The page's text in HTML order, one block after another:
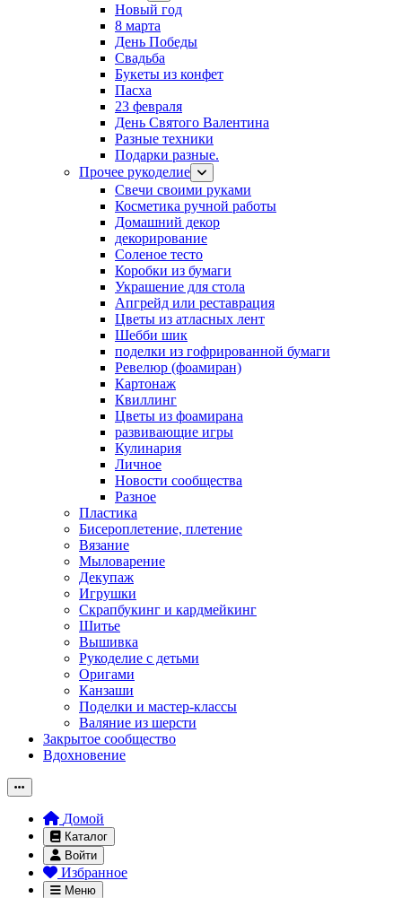
Новый год
8 марта
День Победы
Свадьба
Букеты из конфет
Пасха
23 февраля
День Святого Валентина
Разные техники
Подарки разные.
Прочее рукоделие
Свечи своими руками
Косметика ручной работы
Домашний декор
декорирование
Соленое тесто
Коробки из бумаги
Украшение для стола
Апгрейд или реставрация
Цветы из атласных лент
Шебби шик
поделки из гофрированной бумаги
Ревелюр (фоамиран)
Картонаж
Квиллинг
Цветы из фоамирана
развивающие игры
Кулинария
Личное
Новости сообщества
Разное
Пластика
Бисероплетение, плетение
Вязание
Мыловарение
Декупаж
Игрушки
Скрапбукинг и кардмейкинг
Шитье
Вышивка
Рукоделие с детьми
Оригами
Канзаши
Поделки и мастер-классы
Валяние из шерсти
Закрытое сообщество
Вдохновение
Домой
Каталог
Войти
Избранное
Меню